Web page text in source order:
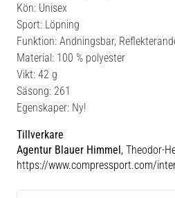
Kön: Unisex
Sport: Löpning
Funktion: Andningsbar,
Material: 100 % polyester
Vikt: 42 g
Säsong: 261
Egenskaper: Ny!
Tillverkare
Agentur Blauer Himmel, Theodor-
https://www.compressport.com/